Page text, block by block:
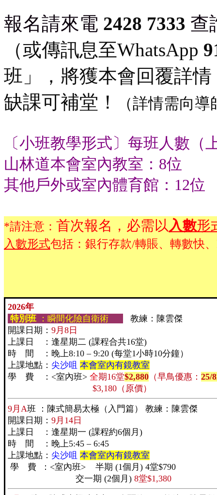
報名請來電 2428 7333 查
（或傳訊息至WhatsApp
班」，將獲本會回覆詳情
缺課可補堂！
（詳情需向
〔小班教學形式〕每班人數（
山林道本會室內教室：8位
其他戶外或室內體育館：12位
*請注意： 首次報名，必需以入數形
入數形式包括：銀行存款/轉賬、轉數快
2026年
特別班
：瞬間化險自衛術
教練：陳雲傑
開課日期： 9月8日
上課日 ：逢星期二 (課程合共16堂)
時 間 ：晚上8:10 – 9:20 (每堂1小時10分鐘）
上課地點： 尖沙咀 本會室內有鏡教室
學 費 ：<室內班> 全期16堂$2,880 （早鳥優惠： 25/8
$3,180（原價）
9月A班 ：陳式簡易太極（入門篇） 教練：陳雲傑
開課日期： 9月14日
上課日 ：逢星期一 (課程約6個月)
時 間 ：晚上5:45 – 6:45
上課地點： 尖沙咀 本會室內有鏡教室
學 費 ：<室內班> 半期 (1個月) 4堂$790
交一期 (2個月) 8堂$1,380